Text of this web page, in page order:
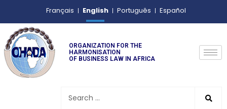
Français English Português Español
ORGANIZATION FOR THE
HARMONISATION
OF BUSINESS LAW IN AFRICA